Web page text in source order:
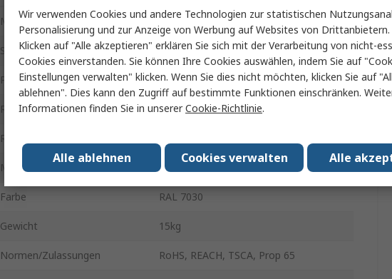
Marke nVent SCHROFF
Serie Inpac
Produkt Typ Fahrgestell
Rahmentyp Kasten
Rack-Einheit
Material Stahl
Farbe RAL 7030
Gewicht 15kg
Normen/Zulassungen RoHS, REACH, TSCA, Prop 65
Wir verwenden Cookies und andere Technologien zur statistischen
Personalisierung und zur Anzeige von Werbung auf Websites von
Klicken auf "Alle akzeptieren" erklären Sie sich mit der Verarbeitung von nicht-
Cookies einverstanden. Sie können Ihre Cookies auswählen, indem Sie auf
Einstellungen verwalten" klicken. Wenn Sie dies nicht möchten, klicken Sie auf
ablehnen". Dies kann den Zugriff auf bestimmte Funktionen einschränken.
Informationen finden Sie in unsererCookie-Richtlinie.
Alle
Cookies verwalten
Alle ablehnen